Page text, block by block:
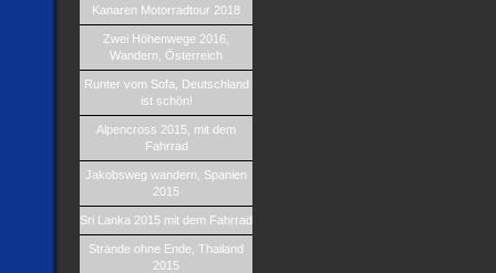
Kanaren Motorradtour 2018
Zwei Höhenwege 2016,
Wandern, Österreich
Runter vom Sofa, Deutschland
ist schön!
Alpencross 2015, mit dem
Fahrrad
Jakobsweg wandern, Spanien
2015
Sri Lanka 2015 mit dem Fahrrad
Strände ohne Ende, Thailand
2015